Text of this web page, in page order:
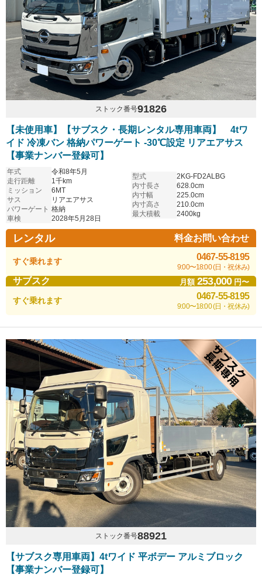
ストック番号91826
【未使用車】【サブスク・長期レンタル専用車両】 4tワ
イド 冷凍バン 格納パワーゲート -30℃設定 リアエアサス
【事業ナンバー登録可】
年式
令和8年5月
走行距離
1千km
ミッション
6MT
サス
リアエアサス
パワーゲート 格納
車検
2028年5月28日
型式
2KG-FD2ALBG
内寸長さ
628.0cm
内寸幅
225.0cm
内寸高さ
210.0cm
最大積載
2400kg
レンタル 料金お問い合わせ
すぐ乗れます 0467-55-8195
9:00〜18:00 (日・祝休み)
サブスク 月額253,000円〜
すぐ乗れます 0467-55-8195
9:00〜18:00 (日・祝休み)
ストック番号88921
【サブスク専用車両】4tワイド 平ボデー アルミブロック
【事業ナンバー登録可】